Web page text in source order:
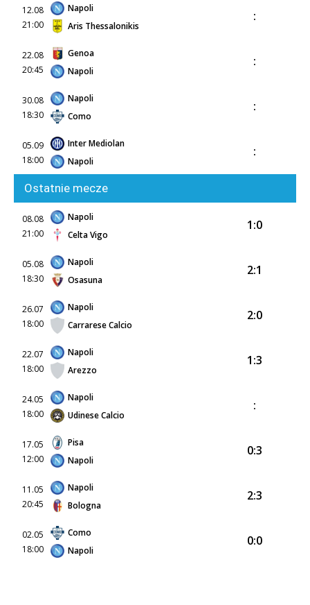
12.08
21:00
Napoli
Aris Thessalonikis
:
22.08
20:45
Genoa
Napoli
:
30.08
18:30
Napoli
Como
:
05.09
18:00
Inter Mediolan
Napoli
:
Ostatnie mecze
08.08
21:00
Napoli
Celta Vigo
1:0
05.08
18:30
Napoli
Osasuna
2:1
26.07
18:00
Napoli
Carrarese Calcio
2:0
22.07
18:00
Napoli
Arezzo
1:3
24.05
18:00
Napoli
Udinese Calcio
:
17.05
12:00
Pisa
Napoli
0:3
11.05
20:45
Napoli
Bologna
2:3
02.05
18:00
Como
Napoli
0:0